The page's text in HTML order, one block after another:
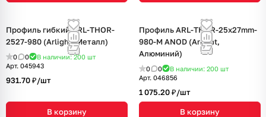
Профиль гибкий ARL-THOR-
2527-980 (Arlight, Металл)
0 0 В наличии: 200 шт
Арт. 045943
931.70 ₽/шт
В корзину
Профиль ARL-THOR-25x27mm-
980-M ANOD (Arlight,
Алюминий)
0 0 В наличии: 200 шт
Арт. 046856
1 075.20 ₽/шт
В корзину